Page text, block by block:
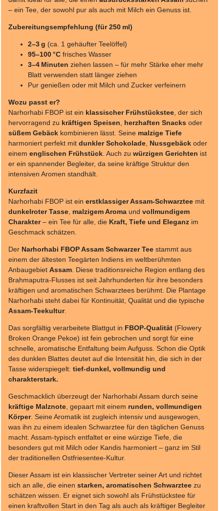
– ein Tee, der sowohl pur als auch mit Milch ein Genuss ist.
Zubereitungsempfehlung (für 250 ml)
2–3 g (ca. 1 gehäufter Teelöffel)
95–100 °C frisches Wasser
3–4 Minuten ziehen lassen – für mehr Stärke eher mehr
Blatt verwenden statt länger ziehen
Pur genießen oder mit Milch und Zucker verfeinern
Wozu passt er?
Narhorhabi FBOP ist ein klassischer Frühstückstee , der sich
hervorragend zu kräftigen Speisen herzhaften Snacks oder
süßem Gebäck kombinieren lässt. Seine malzige Tiefe
harmoniert perfekt mit dunkler Schokolade Nussgebäck oder
einem englischen Frühstück . Auch zu würzigen Gerichten ist
er ein spannender Begleiter, da seine kräftige Struktur den
intensiven Aromen standhält.
Kurzfazit
Narhorhabi FBOP ist ein erstklassiger Assam-Schwarztee mit
dunkelroter Tasse malzigem Aroma und vollmundigem
Charakter– ein Tee für alle, die Kraft, Tiefe und Eleganz im
Geschmack schätzen.
Der Narhorhabi FBOP Assam Schwarzer Tee stammt aus
einem der ältesten Teegärten Indiens im weltberühmten
Anbaugebiet Assam . Diese traditionsreiche Region entlang des
Brahmaputra-Flusses ist seit Jahrhunderten für ihre besonders
kräftigen und aromatischen Schwarztees berühmt. Die Plantage
Narhorhabi steht dabei für Kontinuität, Qualität und die typische
Assam-Teekultur.
Das sorgfältig verarbeitete Blattgut in FBOP-Qualität (Flowery
Broken Orange Pekoe) ist fein gebrochen und sorgt für eine
schnelle, aromatische Entfaltung beim Aufguss. Schon die Optik
des dunklen Blattes deutet auf die Intensität hin, die sich in der
Tasse widerspiegelt: tief-dunkel, vollmundig und
charakterstark.
Geschmacklich überzeugt der Narhorhabi Assam durch seine
kräftige Malznote , gepaart mit einem runden, vollmundigen
Körper. Seine Aromatik ist zugleich intensiv und ausgewogen,
was ihn zu einem idealen Schwarztee für den täglichen Genuss
macht. Assam-typisch entfaltet er eine würzige Tiefe, die
besonders gut mit Milch oder Kandis harmoniert – ganz im Stil
der traditionellen Ostfriesentee-Kultur.
Dieser Assam ist ein klassischer Vertreter seiner Art und richtet
sich an alle, die einen starken, aromatischen Schwarztee zu
schätzen wissen. Er eignet sich sowohl als Frühstückstee für
einen kraftvollen Start in den Tag als auch als kräftiger Begleiter